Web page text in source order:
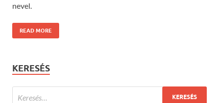
nevel.
READ MORE
KERESÉS